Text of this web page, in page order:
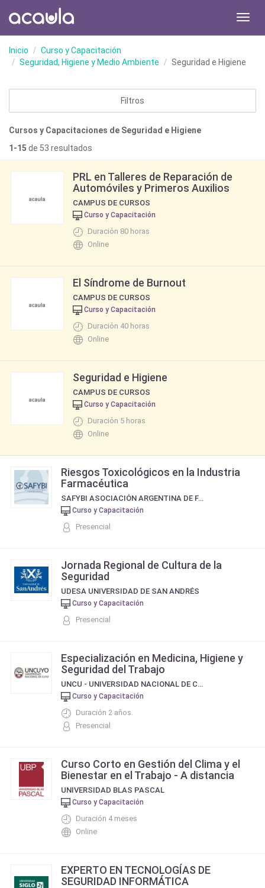
Inicio
Curso y Capacitación
Seguridad, Higiene y Medio Ambiente
Seguridad e Higiene
Filtros
Cursos y Capacitaciones de Seguridad e Higiene
1-15 de 53 resultados
PRL en Talleres de Reparación de
Automóviles y Primeros Auxilios
CAMPUS DE CURSOS
Curso y Capacitación
Duración 80 horas
Online
El Síndrome de Burnout
CAMPUS DE CURSOS
Curso y Capacitación
Duración 40 horas
Online
Seguridad e Higiene
CAMPUS DE CURSOS
Curso y Capacitación
Duración 5 horas
Online
Riesgos Toxicológicos en la Industria
Farmacéutica
SAFYBI ASOCIACIÓN ARGENTINA DE FARMACIA Y BIOQUÍMICA INDUSTRIAL
Curso y Capacitación
Presencial
Jornada Regional de Cultura de la
Seguridad
UDESA UNIVERSIDAD DE SAN ANDRÉS
Curso y Capacitación
Presencial
Especialización en Medicina, Higiene y
Seguridad del Trabajo
UNCU - UNIVERSIDAD NACIONAL DE CUYO
Curso y Capacitación
Duración 2 años.
Presencial
Curso Corto en Gestión del Clima y el
Bienestar en el Trabajo - A distancia
UNIVERSIDAD BLAS PASCAL
Curso y Capacitación
Duración 4 meses
Online
EXPERTO EN TECNOLOGÍAS DE
SEGURIDAD INFORMÁTICA